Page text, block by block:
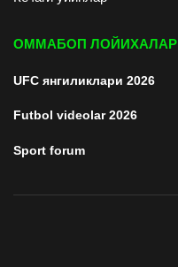
ОММАБОП ЛОЙИХАЛАР
UFC янгиликлари 2026
Futbol videolar 2026
Sport forum